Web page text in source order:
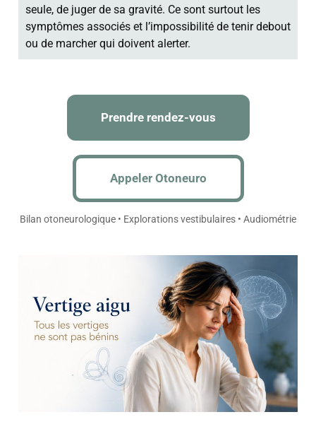
seule, de juger de sa gravité. Ce sont surtout les
symptômes associés et l’impossibilité de tenir debout
ou de marcher qui doivent alerter.
Prendre rendez-vous
Appeler Otoneuro
Bilan otoneurologique • Explorations vestibulaires • Audiométrie